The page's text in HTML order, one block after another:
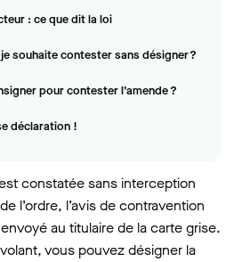
: ce que dit la loi
souhaite contester sans désigner ?
pour contester l’amende ?
déclaration !
constatée sans interception
l’ordre, l’avis de contravention
au titulaire de la carte grise.
vous pouvez désigner la